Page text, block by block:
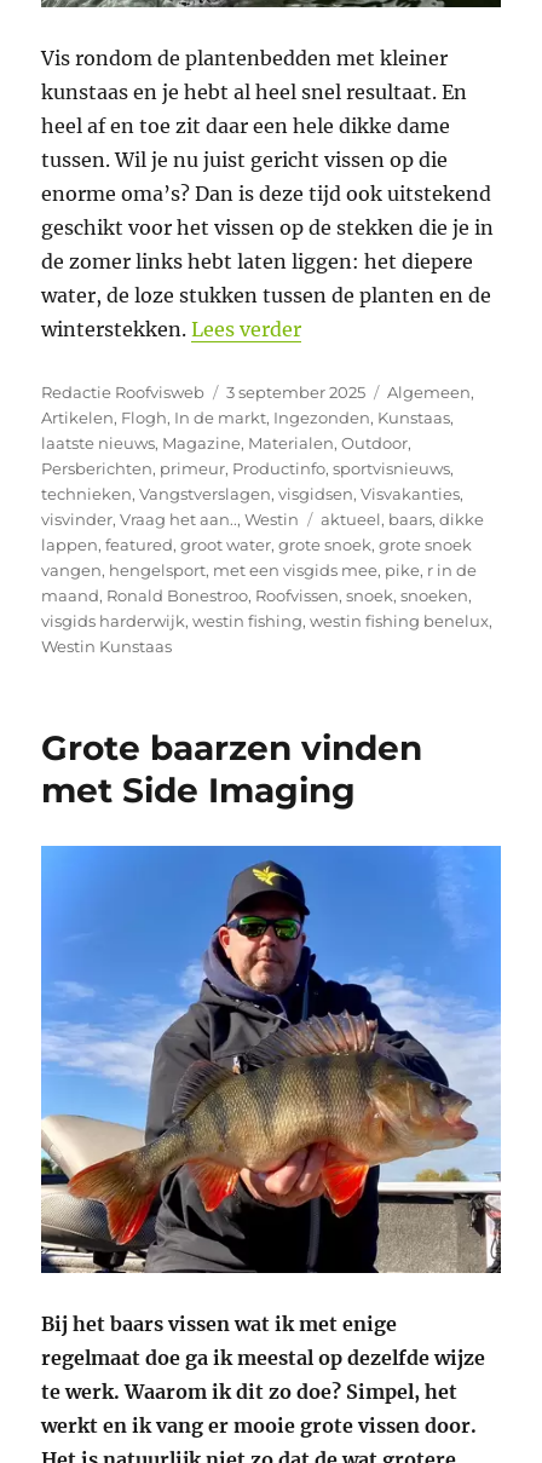
Vis rondom de plantenbedden met kleiner
kunstaas en je hebt al heel snel resultaat. En
heel af en toe zit daar een hele dikke dame
tussen. Wil je nu juist gericht vissen op die
enorme oma’s? Dan is deze tijd ook uitstekend
geschikt voor het vissen op de stekken die je in
de zomer links hebt laten liggen: het diepere
water, de loze stukken tussen de planten en de
winterstekken.Lees verder“De R is in de maand!
Auteur
Redactie Roofvisweb
Geplaatst
op
3 september 2025 Categorieën
Algemeen,
Artikelen, Flogh, In de markt, Ingezonden, Kunstaas,
laatste nieuws, Magazine, Materialen,Outdoor,
Persberichten, primeur, Productinfo,sportvisnieuws,
technieken,Vangstverslagen,visgidsen,Visvakanties,
visvinder,Vraag het aan..,Westin Tags
aktueel, baars,dikke
lappen,featured,groot water,grote snoek,grote snoek
vangen, hengelsport, met een visgids mee, pike, r in de
maand, Ronald Bonestroo, Roofvissen,snoek,snoeken,
visgids harderwijk,westin fishing,westin fishing benelux,
Westin Kunstaas
Grote baarzen vinden
met Side Imaging
Bij het baars vissen wat ik met enige
regelmaat doe ga ik meestal op dezelfde wijze
te werk. Waarom ik dit zo doe? Simpel, het
werkt en ik vang er mooie grote vissen door.